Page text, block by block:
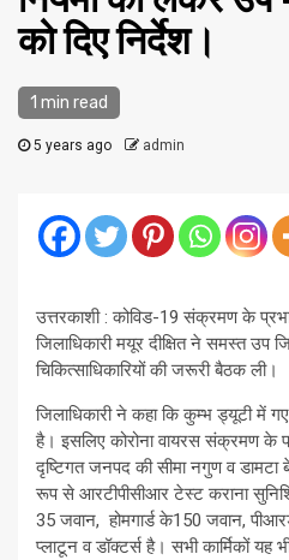
को दिए निर्देश।
1 min read
5 years ago admin
उत्तरकाशी : कोविड-19 संक्रमण के
जिलाधिकारी मयूर दीक्षित ने समस्त उप
चिकित्साधिकारियों की जरूरी बैठक ली।
जिलाधिकारी ने कहा कि कुम्भ ड्यूटी में
है। इसलिए कोरोना वायरस संक्रमण के
दृष्टिगत जनपद की सीमा नगुण व डामटा
रूप से आरटीपीसीआर टेस्ट कराना
35 जवान, होमगार्ड के150 जवान,
प्लाटून व डॉक्टर्स है। सभी कार्मिकों यह